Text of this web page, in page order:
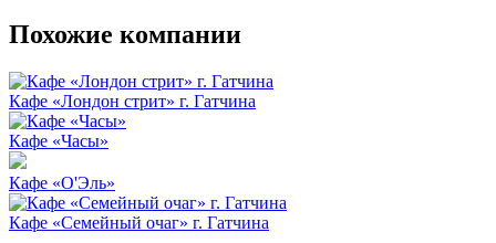
Похожие компании
Кафе «Лондон стрит» г. Гатчина
Кафе «Часы»
Кафе «O'Эль»
Кафе «Семейный очаг» г. Гатчина